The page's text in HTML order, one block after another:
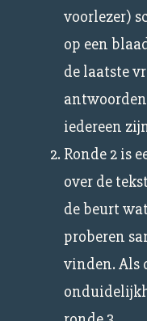
voorlezer)
op een
de laatste
iedereen
Ronde 2 is
over de
de beurt
proberen
vinden. Als